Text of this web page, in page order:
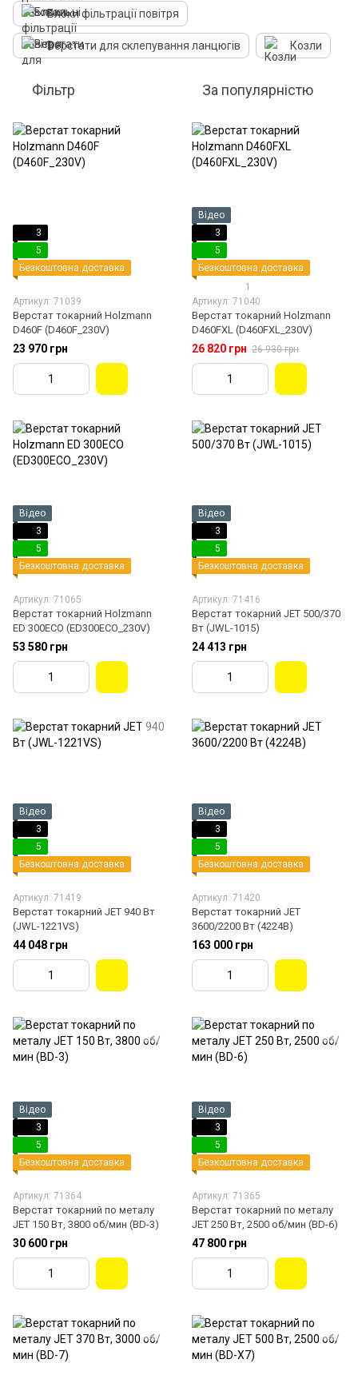
Блоки фільтрації повітря
Верстати для склепування ланцюгів Козли
Фільтр За популярністю
3
5
Безкоштовна доставка
Артикул: 71039
Верстат токарний Holzmann
D460F (D460F_230V)
23 970 грн
Відео
3
5
Безкоштовна доставка
1
Артикул: 71040
Верстат токарний Holzmann
D460FXL (D460FXL_230V)
26 820 грн 26 930 грн
Відео
3
5
Безкоштовна доставка
Артикул: 71065
Верстат токарний Holzmann
ED 300ECO (ED300ECO_230V)
53 580 грн
Відео
3
5
Безкоштовна доставка
Артикул: 71416
Верстат токарний JET 500/370
Вт (JWL-1015)
24 413 грн
Відео
3
5
Безкоштовна доставка
Артикул: 71419
Верстат токарний JET 940 Вт
(JWL-1221VS)
44 048 грн
Відео
3
5
Безкоштовна доставка
Артикул: 71420
Верстат токарний JET
3600/2200 Вт (4224B)
163 000 грн
Відео
3
5
Безкоштовна доставка
Артикул: 71364
Верстат токарний по металу
JET 150 Вт, 3800 об/мин (BD-3)
30 600 грн
Відео
3
5
Безкоштовна доставка
Артикул: 71365
Верстат токарний по металу
JET 250 Вт, 2500 об/мин (BD-6)
47 800 грн